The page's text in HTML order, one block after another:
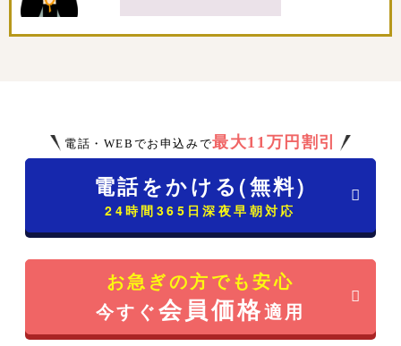
電話・WEBでお申込みで最大11万円割引
電話をかける(無料)
24時間365日深夜早朝対応
お急ぎの方でも安心
今すぐ会員価格適用